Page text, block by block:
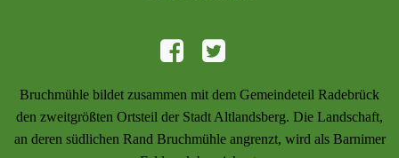
Bruchmühle bildet zusammen mit dem Gemeindeteil Radebrück
den zweitgrößten Ortsteil der Stadt Altlandsberg. Die Landschaft,
an deren südlichen Rand Bruchmühle angrenzt, wird als Barnimer